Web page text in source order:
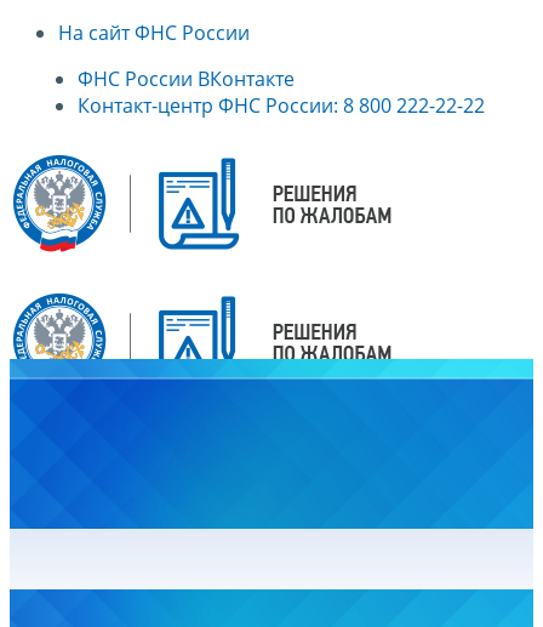
На сайт ФНС России
ФНС России ВКонтакте
Контакт-центр ФНС России: 8 800 222-22-22